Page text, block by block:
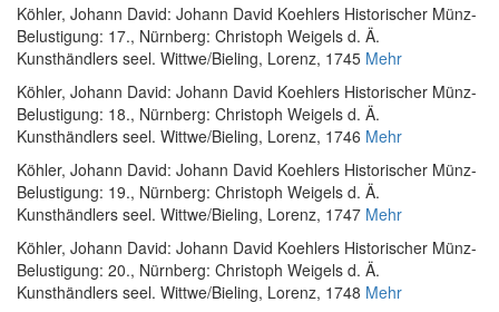
Köhler, Johann David: Johann David Koehlers Historischer Münz-
Belustigung: 17., Nürnberg: Christoph Weigels d. Ä.
Kunsthändlers seel. Wittwe/Bieling, Lorenz, 1745 Mehr
Köhler, Johann David: Johann David Koehlers Historischer Münz-
Belustigung: 18., Nürnberg: Christoph Weigels d. Ä.
Kunsthändlers seel. Wittwe/Bieling, Lorenz, 1746 Mehr
Köhler, Johann David: Johann David Koehlers Historischer Münz-
Belustigung: 19., Nürnberg: Christoph Weigels d. Ä.
Kunsthändlers seel. Wittwe/Bieling, Lorenz, 1747 Mehr
Köhler, Johann David: Johann David Koehlers Historischer Münz-
Belustigung: 20., Nürnberg: Christoph Weigels d. Ä.
Kunsthändlers seel. Wittwe/Bieling, Lorenz, 1748 Mehr